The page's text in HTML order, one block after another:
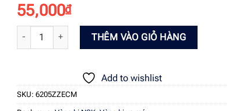
55,000₫
Vòng bi Nachi 6205ZZECM số lượng
THÊM VÀO GIỎ HÀNG
Add to wishlist
SKU: 6205ZZECM